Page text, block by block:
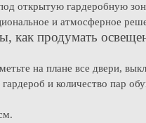
открытую гардеробную
и атмосферное
как продумать
на плане все двери,
и количество пар